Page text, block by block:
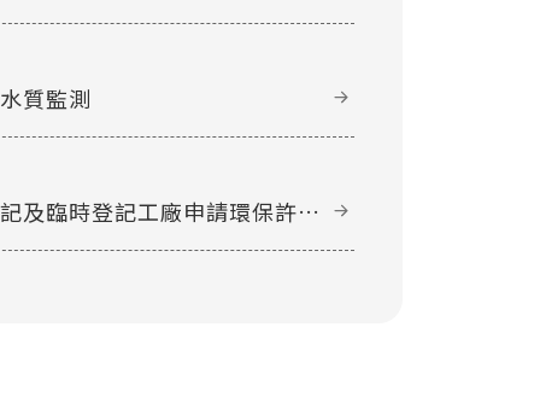
質監測
及臨時登記工廠申請環保許可